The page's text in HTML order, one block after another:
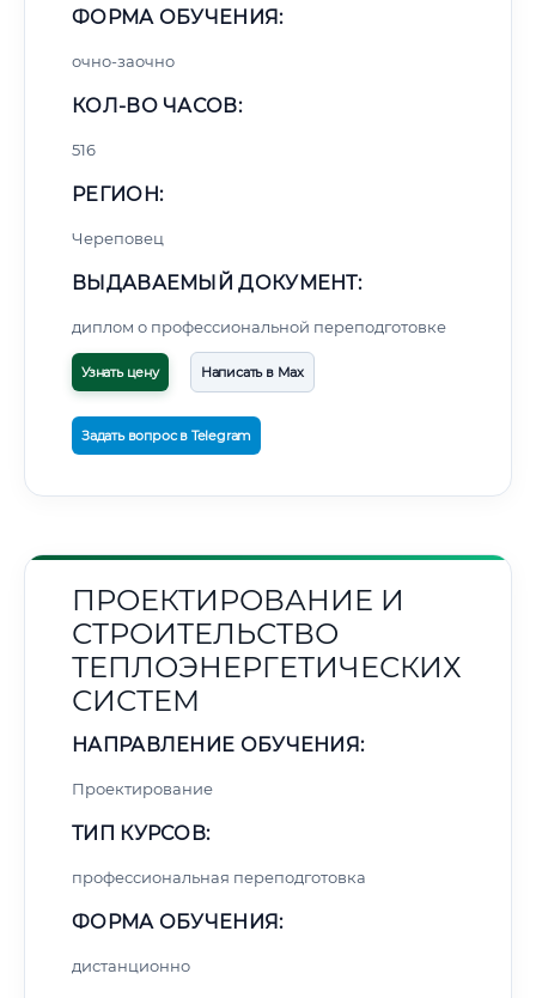
ФОРМА ОБУЧЕНИЯ:
очно-заочно
КОЛ-ВО ЧАСОВ:
516
РЕГИОН:
Череповец
ВЫДАВАЕМЫЙ ДОКУМЕНТ:
диплом о профессиональной переподготовке
Узнать цену Написать в Max
Задать вопрос в Telegram
ПРОЕКТИРОВАНИЕ И
СТРОИТЕЛЬСТВО
ТЕПЛОЭНЕРГЕТИЧЕСКИХ
СИСТЕМ
НАПРАВЛЕНИЕ ОБУЧЕНИЯ:
Проектирование
ТИП КУРСОВ:
профессиональная переподготовка
ФОРМА ОБУЧЕНИЯ:
дистанционно